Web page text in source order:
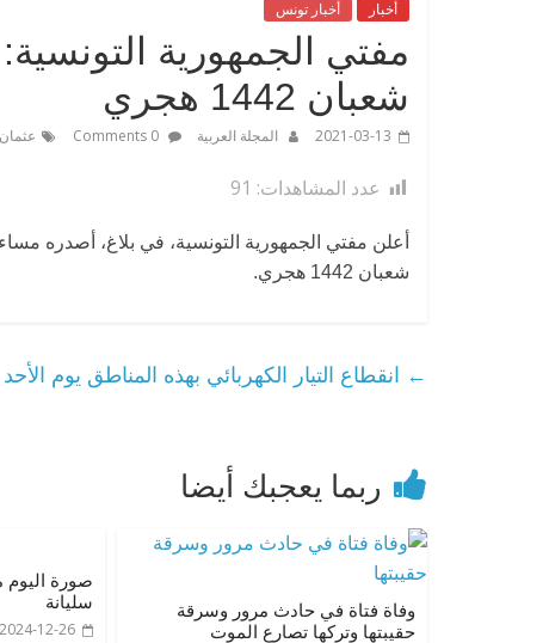
أخبار أخبار تونس
شعبان 1442 هجري
2021-03-13 المجلة العربية
عدد المشاهدات: 91
شعبان 1442 هجري.
← انقطاع التيار الكهربائي بهذه المناطق يوم الأحد
ربما يعجبك أيضا
وفاة فتاة في حادث مرور وسرقة
حقيبتها وتركها تصارع الموت
صورة اليوم
سليانة
2024-12-26